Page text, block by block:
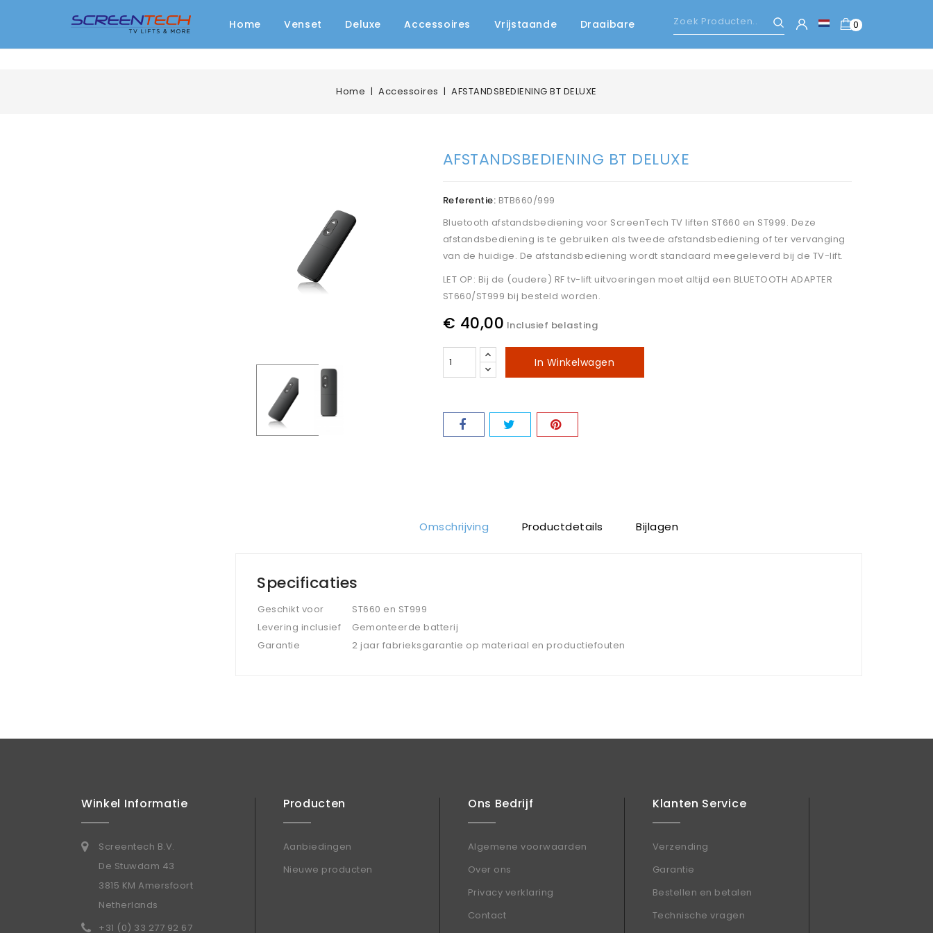
0
Home Venset Deluxe Accessoires Vrijstaande Draaibare
Home Accessoires AFSTANDSBEDIENING BT DELUXE
AFSTANDSBEDIENING BT DELUXE
Referentie: BTB660/999
Bluetooth afstandsbediening voor ScreenTech TV liften ST660 en ST999. Deze
afstandsbediening is te gebruiken als tweede afstandsbediening of ter vervanging
van de huidige. De afstandsbediening wordt standaard meegeleverd bij de TV-lift.
LET OP: Bij de (oudere) RF tv-lift uitvoeringen moet altijd een BLUETOOTH ADAPTER
ST660/ST999 bij besteld worden.
€ 40,00 Inclusief belasting
In Winkelwagen
Omschrijving Productdetails Bijlagen
Specificaties
Geschikt voor
ST660 en ST999
Levering inclusief
Gemonteerde batterij
Garantie
2 jaar fabrieksgarantie op materiaal en productiefouten
Winkel Informatie
Screentech B.V.
De Stuwdam 43
3815 KM Amersfoort
Netherlands
+31 (0) 33 277 92 67
Producten
Aanbiedingen
Nieuwe producten
Ons Bedrijf
Algemene voorwaarden
Over ons
Privacy verklaring
Contact
Klanten Service
Verzending
Garantie
Bestellen en betalen
Technische vragen